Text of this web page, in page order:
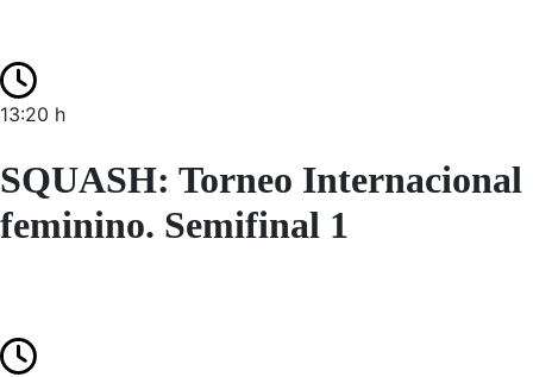
13:20 h
SQUASH: Torneo Internacional
feminino. Semifinal 1